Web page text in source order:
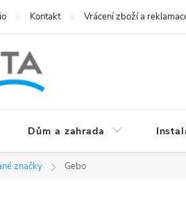
Kontakt Vrácení zboží a
Dům a zahrada
značky Gebo